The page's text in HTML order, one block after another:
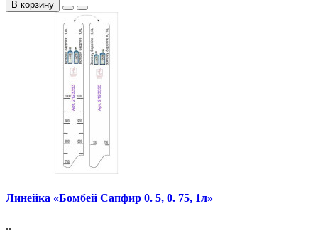
В корзину
Линейка «Бомбей Сапфир 0. 5, 0. 75, 1л»
..